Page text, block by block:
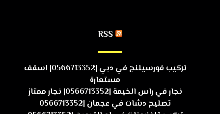
RSS
تركيب فورسيلنج في دبي |0566713352| اسقف
مستعارة
نجار في راس الخيمة |0566713352| نجار ممتاز
تصليح دشات في عجمان |0566713352